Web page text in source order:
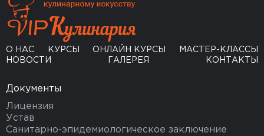
О НАС КУРСЫ ОНЛАЙН КУРСЫ
МАСТЕР-КЛАССЫ
НОВОСТИ
ГАЛЕРЕЯ КОНТАКТЫ
Документы
Лицензия
Устав
Санитарно-эпидемиологическое заключение